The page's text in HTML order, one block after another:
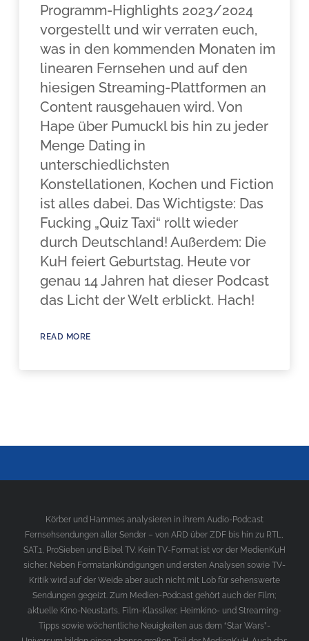
Programm-Highlights 2023/2024
vorgestellt und wir verraten euch,
was in den kommenden Monaten im
linearen Fernsehen und auf den
hiesigen Streaming-Plattformen an
Content rausgehauen wird. Von
Hape über Pumuckl bis hin zu jeder
Menge Dating in
unterschiedlichsten
Konstellationen, Kochen und Fiction
ist alles dabei. Das Wichtigste: Das
Fucking „Quiz Taxi“ rollt wieder
durch Deutschland! Außerdem: Die
KuH feiert Geburtstag. Heute vor
genau 14 Jahren hat dieser Podcast
das Licht der Welt erblickt. Hach!
READ MORE
Körber und Hammes analysieren in ihrem Audio-Podcast
Fernsehsendungen aller Sender – von ARD über ZDF bis hin zu RTL,
SAT.1, ProSieben und Bibel TV. Kein TV-Format ist vor der MedienKuH
sicher. Neben Formatankündigungen und ersten Analysen sowie TV-
Kritik wird auf der Weide aber auch nicht mit Lob für sehenswerte
Sendungen gegeizt. Zum Medien-Podcast gehört auch der Film;
aktuelle Kino-Neustarts, Film-Klassiker, Heimkino- und Streaming-
Tipps sowie wöchentliche Neuigkeiten aus dem “Star Wars”-